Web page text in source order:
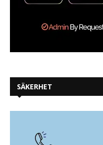
SÄKERHET